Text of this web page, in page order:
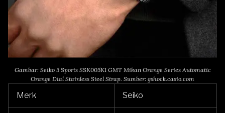
Gambar: Seiko 5 Sports SSK005K1 GMT Mikan Orange Series Automatic
Orange Dial Stainless Steel Strap. Sumber: gshock.casio.com
Merk Seiko